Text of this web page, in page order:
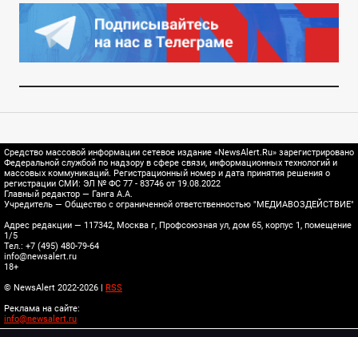
Средство массовой информации сетевое издание «NewsAlert.Ru» зарегистрировано
Федеральной службой по надзору в сфере связи, информационных технологий и
массовых коммуникаций. Регистрационный номер и дата принятия решения о
регистрации СМИ: ЭЛ № ФС 77 - 83746 от 19.08.2022
Главный редактор — Ганга А.А.
Учредитель — Общество с ограниченной ответственностью "МЕДИАВОЗДЕЙСТВИЕ"
Адрес редакции — 117342, Москва г, Профсоюзная ул, дом 65, корпус 1, помещение
1/5
Тел.: +7 (495) 480-79-64
info@newsalert.ru
18+
© NewsAlert 2022-2026 |
RSS
Реклама на сайте:
info@newsalert.ru